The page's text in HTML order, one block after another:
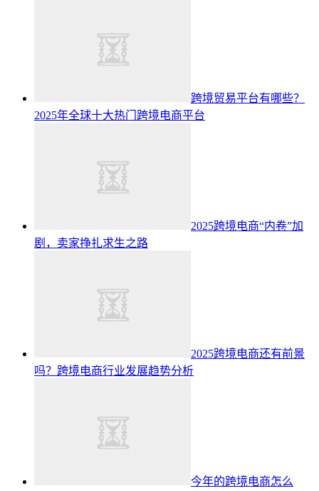
跨境贸易平台有哪些？
2025年全球十大热门跨境电商平台
2025跨境电商“内卷”加
剧，卖家挣扎求生之路
2025跨境电商还有前景
吗？跨境电商行业发展趋势分析
今年的跨境电商怎么